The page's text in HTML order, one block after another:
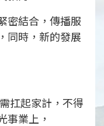
密結合，傳播服
同時，新的發展
扛起家計，不得
事業上，